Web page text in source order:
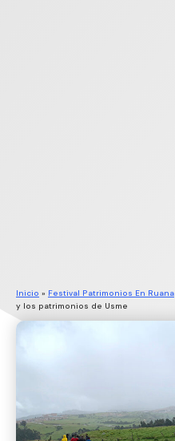
Inicio » Festival Patrimonios En Ruana
y los patrimonios de Usme